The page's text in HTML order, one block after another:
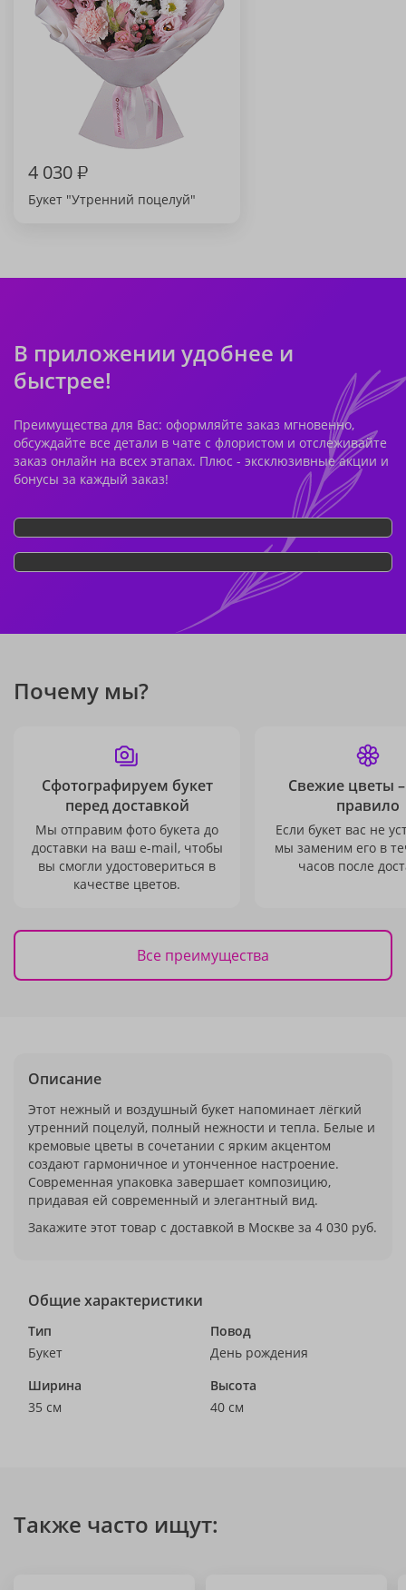
4 030₽
Букет "Утренний поцелуй"
В приложении удобнее и
быстрее!
Преимущества для Вас: оформляйте заказ мгновенно,
обсуждайте все детали в чате с флористом и отслеживайте
заказ онлайн на всех этапах. Плюс - эксклюзивные акции и
бонусы за каждый заказ!
Почему мы?
Сфотографируем букет
перед доставкой
Мы отправим фото букета до
доставки на ваш e-mail, чтобы
вы смогли удостовериться в
качестве цветов.
Свежие цветы
правило
Если букет вас не
мы заменим его в
часов после
Все преимущества
Описание
Этот нежный и воздушный букет напоминает лёгкий
утренний поцелуй, полный нежности и тепла. Белые и
кремовые цветы в сочетании с ярким акцентом
создают гармоничное и утонченное настроение.
Современная упаковка завершает композицию,
придавая ей современный и элегантный вид.
Закажите этот товар с доставкой в Москве за 4 030 руб.
Общие характеристики
Тип
Букет
Повод
День рождения
Ширина
35 см
Высота
40 см
Также часто ищут: